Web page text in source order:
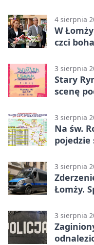
4 sierpnia
W
czci
3 sierpnia
Stary
scenę
3 sierpnia
Na św.
pojedzie
3 sierpnia
Łomży.
3 sierpnia